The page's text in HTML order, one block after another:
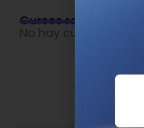
Cursos relacionados
No hay cursos